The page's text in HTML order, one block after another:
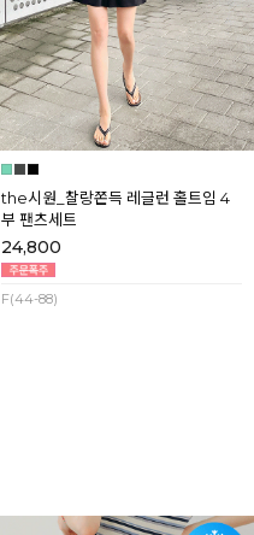
the시원_찰랑쫀득 레글런 홀트임 4
부 팬츠세트
24,800
F(44-88)